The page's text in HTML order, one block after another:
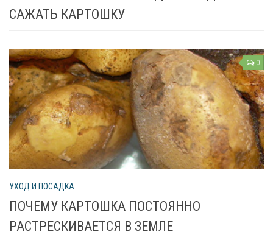
Рецепты
О сайте
САЖАТЬ КАРТОШКУ
0
УХОД И ПОСАДКА
ПОЧЕМУ КАРТОШКА ПОСТОЯННО
РАСТРЕСКИВАЕТСЯ В ЗЕМЛЕ